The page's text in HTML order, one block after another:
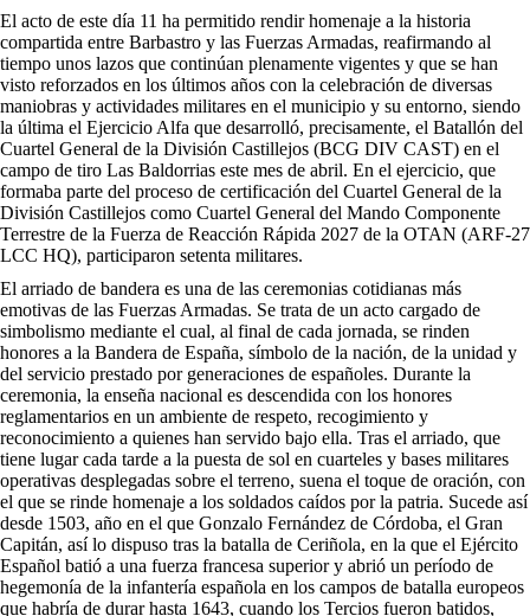
El acto de este día 11 ha permitido rendir homenaje a la historia
compartida entre Barbastro y las Fuerzas Armadas, reafirmando al
tiempo unos lazos que continúan plenamente vigentes y que se han
visto reforzados en los últimos años con la celebración de diversas
maniobras y actividades militares en el municipio y su entorno, siendo
la última el Ejercicio Alfa que desarrolló, precisamente, el Batallón del
Cuartel General de la División Castillejos (BCG DIV CAST) en el
campo de tiro Las Baldorrias este mes de abril. En el ejercicio, que
formaba parte del proceso de certificación del Cuartel General de la
División Castillejos como Cuartel General del Mando Componente
Terrestre de la Fuerza de Reacción Rápida 2027 de la OTAN (ARF-27
LCC HQ), participaron setenta militares.
El arriado de bandera es una de las ceremonias cotidianas más
emotivas de las Fuerzas Armadas. Se trata de un acto cargado de
simbolismo mediante el cual, al final de cada jornada, se rinden
honores a la Bandera de España, símbolo de la nación, de la unidad y
del servicio prestado por generaciones de españoles. Durante la
ceremonia, la enseña nacional es descendida con los honores
reglamentarios en un ambiente de respeto, recogimiento y
reconocimiento a quienes han servido bajo ella. Tras el arriado, que
tiene lugar cada tarde a la puesta de sol en cuarteles y bases militares
operativas desplegadas sobre el terreno, suena el toque de oración, con
el que se rinde homenaje a los soldados caídos por la patria. Sucede así
desde 1503, año en el que Gonzalo Fernández de Córdoba, el Gran
Capitán, así lo dispuso tras la batalla de Ceriñola, en la que el Ejército
Español batió a una fuerza francesa superior y abrió un período de
hegemonía de la infantería española en los campos de batalla europeos
que habría de durar hasta 1643, cuando los Tercios fueron batidos,